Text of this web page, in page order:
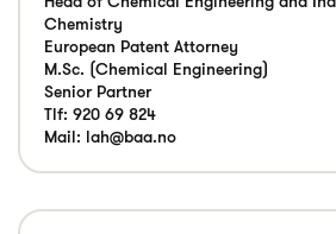
Chemistry
European Patent Attorney
M.Sc. (Chemical Engineering)
Senior Partner
Tlf: 920 69 824
Mail: lah@baa.no